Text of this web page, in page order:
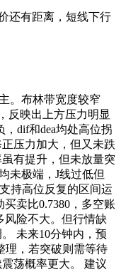
还有距离，短线下行
。布林带宽度较窄
反映出上方压力明显
dif和dea均处高位拐
压力加大，但又未跌
有提升，但未放量突
未极端，J线过低但
持高位反复的区间运
卖比0.7380，多空账
风险不大。但行情缺
未来10分钟内，预
理，若突破则需等待
荡概率更大。 建议